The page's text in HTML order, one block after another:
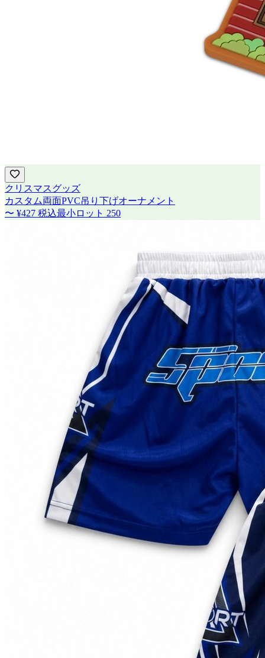
クリスマスグッズ
カスタム両面PVC吊り下げオーナメント
〜 ¥427 税込最小ロット 250